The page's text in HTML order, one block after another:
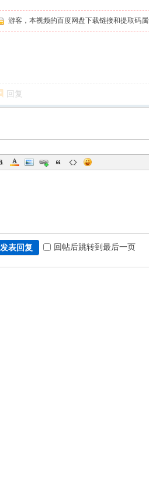
游客，本视频的百度网盘下载链接和提取码
回复
发表回复 回帖后跳转到最后一页